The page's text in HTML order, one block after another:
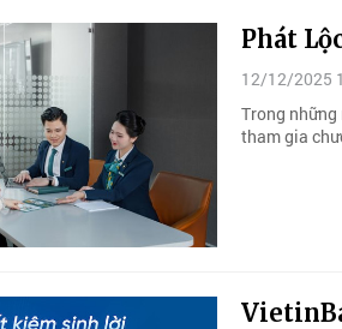
Phát
12/12/2025
Trong những
tham gia